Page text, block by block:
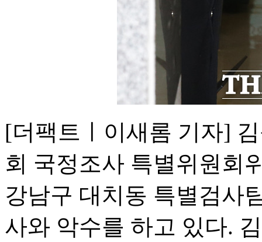
[더팩트ㅣ이새롬 기자]
회 국정조사 특별위원회
강남구 대치동 특별검사
사와 악수를 하고 있다.